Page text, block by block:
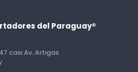
del Paraguay®
casi Av. Artigas